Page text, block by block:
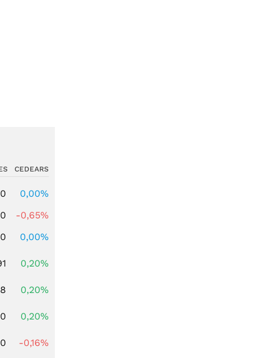
CEDEARS
0,00%
-0,65%
0,00%
0,20%
0,20%
0,20%
-0,16%